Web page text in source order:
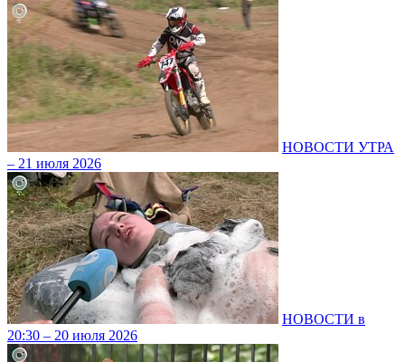
НОВОСТИ УТРА
– 21 июля 2026
НОВОСТИ в
20:30 – 20 июля 2026